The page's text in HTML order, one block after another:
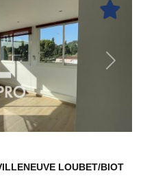
Next
LOUBET/BIOT